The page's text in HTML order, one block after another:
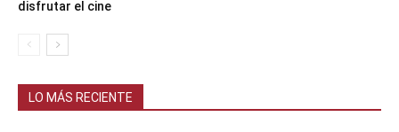
disfrutar el cine
LO MÁS RECIENTE